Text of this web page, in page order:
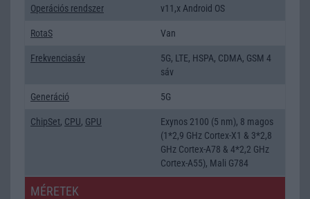
Operációs rendszer v11,x Android OS
RotaS Van
Frekvenciasáv
5G, LTE, HSPA, CDMA, GSM 4
sáv
Generáció 5G
ChipSet, CPU, GPU
Exynos 2100 (5 nm), 8 magos
(1*2,9 GHz Cortex-X1 & 3*2,8
GHz Cortex-A78 & 4*2,2 GHz
Cortex-A55), Mali G784
MÉRETEK